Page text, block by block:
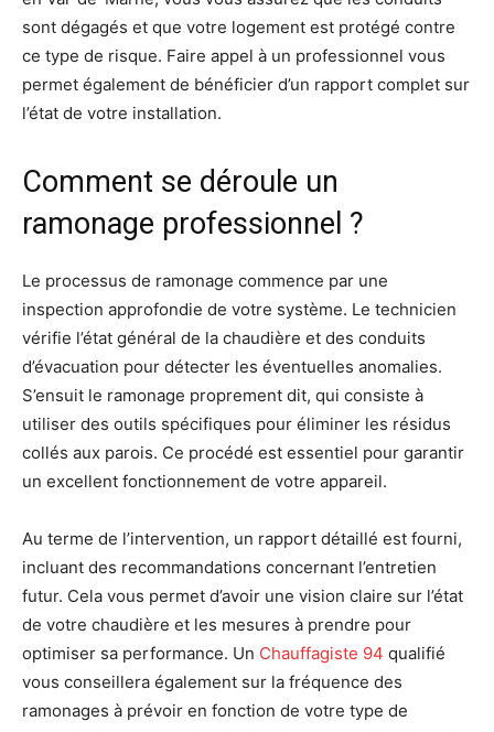
sont dégagés et que votre logement est protégé contre
ce type de risque. Faire appel à un professionnel vous
permet également de bénéficier d’un rapport complet sur
l’état de votre installation.
Comment se déroule un
ramonage professionnel ?
Le processus de ramonage commence par une
inspection approfondie de votre système. Le technicien
vérifie l’état général de la chaudière et des conduits
d’évacuation pour détecter les éventuelles anomalies.
S’ensuit le ramonage proprement dit, qui consiste à
utiliser des outils spécifiques pour éliminer les résidus
collés aux parois. Ce procédé est essentiel pour garantir
un excellent fonctionnement de votre appareil.
Au terme de l’intervention, un rapport détaillé est fourni,
incluant des recommandations concernant l’entretien
futur. Cela vous permet d’avoir une vision claire sur l’état
de votre chaudière et les mesures à prendre pour
optimiser sa performance. Un Chauffagiste 94 qualifié
vous conseillera également sur la fréquence des
ramonages à prévoir en fonction de votre type de